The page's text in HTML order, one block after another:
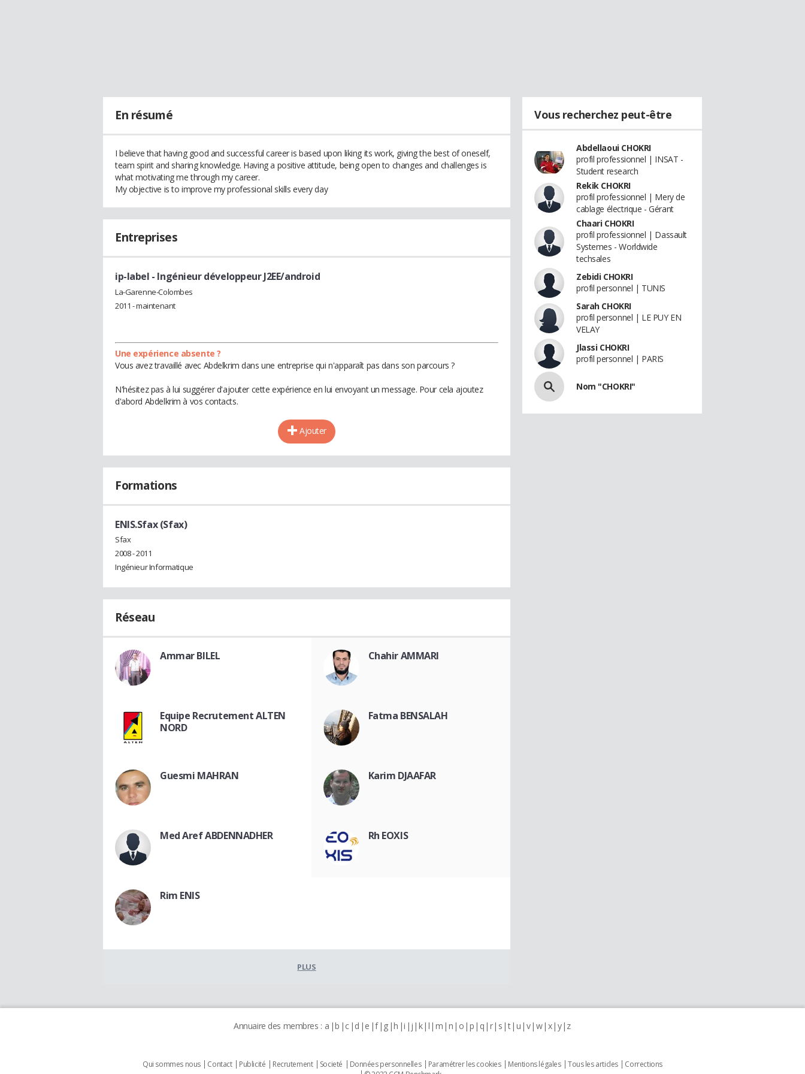
En résumé
I believe that having good and successful career is based upon liking its work, giving the best of oneself,
team spirit and sharing knowledge. Having a positive attitude, being open to changes and challenges is
what motivating me through my career.
My objective is to improve my professional skills every day
Entreprises
ip-label - Ingénieur développeur J2EE/android
La-Garenne-Colombes
2011 - maintenant
Une expérience absente ?
Vous avez travaillé avec Abdelkrim dans une entreprise qui n'apparaît pas dans son parcours ?
N'hésitez pas à lui suggérer d'ajouter cette expérience en lui envoyant un message. Pour cela ajoutez
d'abord Abdelkrim à vos contacts.
Ajouter
Formations
ENIS.Sfax (Sfax)
Sfax
2008 - 2011
Ingénieur Informatique
Réseau
Ammar BILEL Chahir AMMARI
Equipe Recrutement ALTEN
NORD
Fatma BENSALAH
Guesmi MAHRAN Karim DJAAFAR
Med Aref ABDENNADHER Rh EOXIS
Rim ENIS
PLUS
Vous recherchez peut-être
Abdellaoui CHOKRI
profil professionnel | INSAT -
Student research
Rekik CHOKRI
profil professionnel | Mery de
cablage électrique - Gérant
Chaari CHOKRI
profil professionnel | Dassault
Systemes - Worldwide
techsales
Zebidi CHOKRI
profil personnel | TUNIS
Sarah CHOKRI
profil personnel | LE PUY EN
VELAY
Jlassi CHOKRI
profil personnel | PARIS
Nom "CHOKRI"
Annuaire des membres : a b c d e f g h i j k l m n o p q r s t u v w x y z
Qui sommes nous Contact Publicité Recrutement Societé Données personnelles Paramétrer les cookies Mentions légales Tous les articles
Corrections